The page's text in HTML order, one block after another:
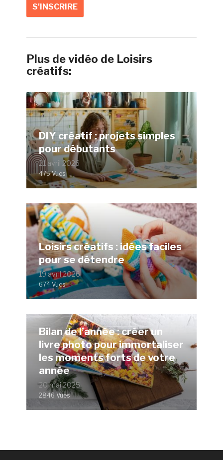
Plus de vidéo de Loisirs
créatifs:
DIY créatif : projets simples
pour débutants
21 avril 2026
475 Vues
Loisirs créatifs : idées faciles
pour se détendre
19 avril 2026
674 Vues
Bilan de l’année : créer un
livre photo pour immortaliser
les moments forts de votre
année
20 mai 2025
2846 Vues